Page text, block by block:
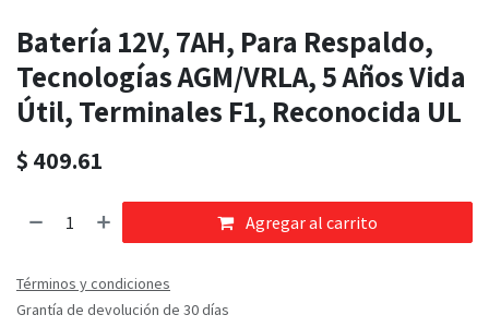
Batería 12V, 7AH, Para Respaldo,
Tecnologías AGM/VRLA, 5 Años Vida
Útil, Terminales F1, Reconocida UL
$ 409.61
Agregar al carrito
Términos y condiciones
Grantía de devolución de 30 días